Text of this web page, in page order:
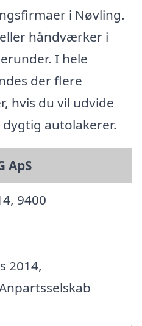
i Nøvling.
håndværker i
I hele
der flere
hvis du vil udvide
autolakerer.
ApS
9400
2014,